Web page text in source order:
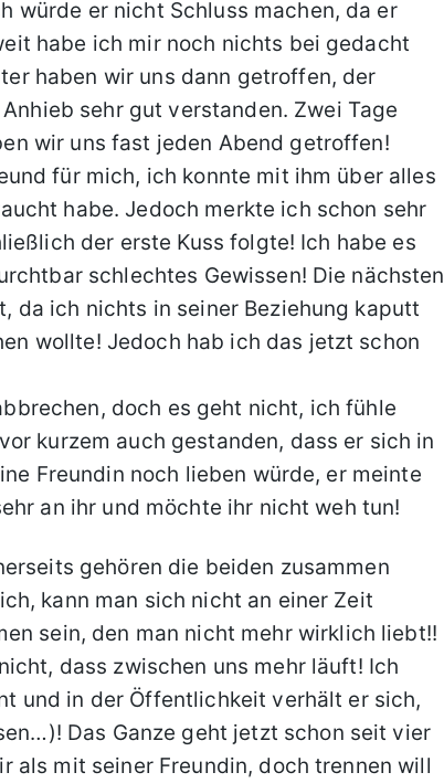
würde er nicht Schluss machen, da er
habe ich mir noch nichts bei gedacht
haben wir uns dann getroffen, der
sehr gut verstanden. Zwei Tage
wir uns fast jeden Abend getroffen!
für mich, ich konnte mit ihm über alles
habe. Jedoch merkte ich schon sehr
der erste Kuss folgte! Ich habe es
schlechtes Gewissen! Die nächsten
da ich nichts in seiner Beziehung kaputt
wollte! Jedoch hab ich das jetzt schon
doch es geht nicht, ich fühle
kurzem auch gestanden, dass er sich in
Freundin noch lieben würde, er meinte
an ihr und möchte ihr nicht weh tun!
gehören die beiden zusammen
kann man sich nicht an einer Zeit
sein, den man nicht mehr wirklich liebt!!
dass zwischen uns mehr läuft! Ich
und in der Öffentlichkeit verhält er sich,
Das Ganze geht jetzt schon seit vier
als mit seiner Freundin, doch trennen will